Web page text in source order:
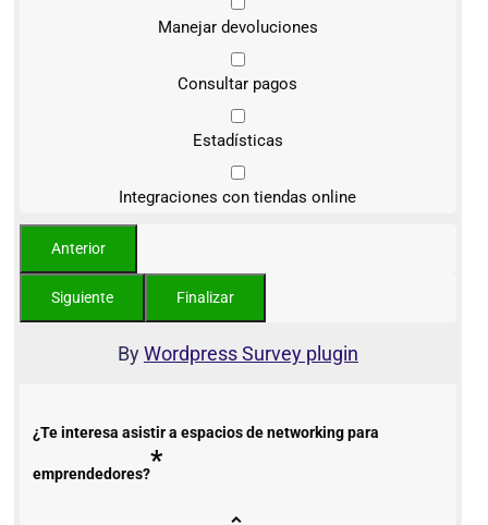
Manejar devoluciones
Consultar pagos
Estadísticas
Integraciones con tiendas online
ByWordpress Survey plugin
¿Te interesa asistir a espacios de networking para
emprendedores?*